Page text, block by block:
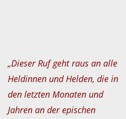
„Dieser Ruf geht raus an alle
Heldinnen und Helden, die in
den letzten Monaten und
Jahren an der epischen